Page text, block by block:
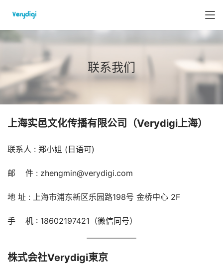
联系我们
上海实邑文化传播有限公司（Verydigi上海）
联系人 : 郑小姐 (日语可)
邮    件 : zhengmin@verydigi.com
地 址 : 上海市浦东新区乐园路198号 金桥中心 2F
手    机 : 18602197421（微信同号）
株式会社Verydigi東京